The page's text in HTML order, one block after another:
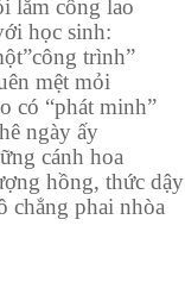
lắm công lao
học sinh:
trình”
mệt mỏi
có “phát minh”
ngày ấy
cánh hoa
hồng, thức dậy
chẳng phai nhòa